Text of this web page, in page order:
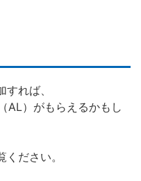
れば、
AL）がもらえるかもし
ださい。